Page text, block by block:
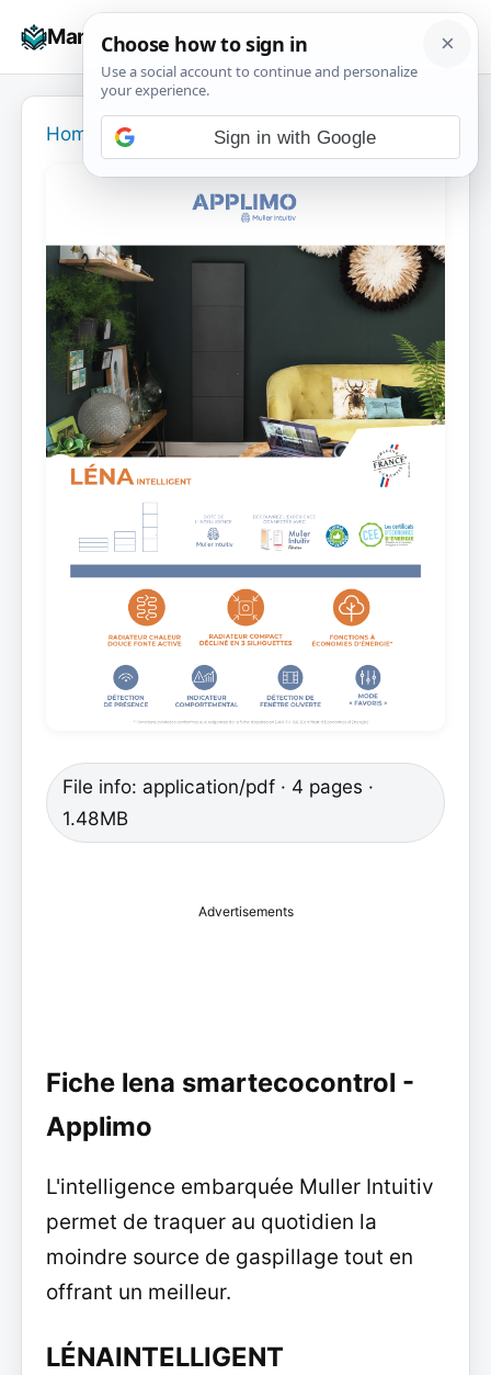
Manuals+
☰
Home
File info: application/pdf · 4 pages ·
1.48MB
Advertisements
Fiche lena smartecocontrol -
Applimo
L'intelligence embarquée Muller Intuitiv
permet de traquer au quotidien la
moindre source de gaspillage tout en
offrant un meilleur.
LÉNAINTELLIGENT
Sign in with Google